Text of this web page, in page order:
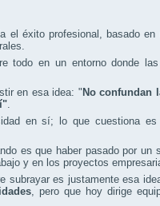
el éxito profesional, basado en
todo en un entorno donde
en esa idea: "No confundan
en sí; lo que cuestiona
es que haber pasado por un
y en los proyectos
subrayar es justamente esa
, pero que hoy dirige